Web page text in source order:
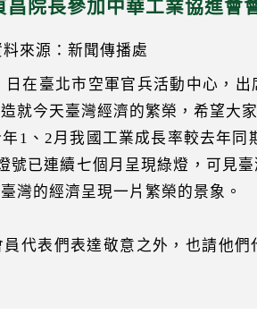
昌院長參加中華工業協進會
料來源：新聞傳播處
在臺北市空軍官兵活動中心，
就今天臺灣經濟的繁榮，希望大
1、2月我國工業成長率較去年同
號已連續七個月呈現綠燈，可見
灣的經濟呈現一片繁榮的景象。
代表們表達敬意之外，也請他